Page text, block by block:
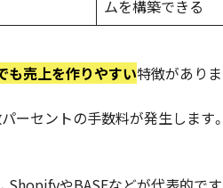
ムを構築できる
も売上を作りやすい特徴がありま
ーセントの手数料が発生します